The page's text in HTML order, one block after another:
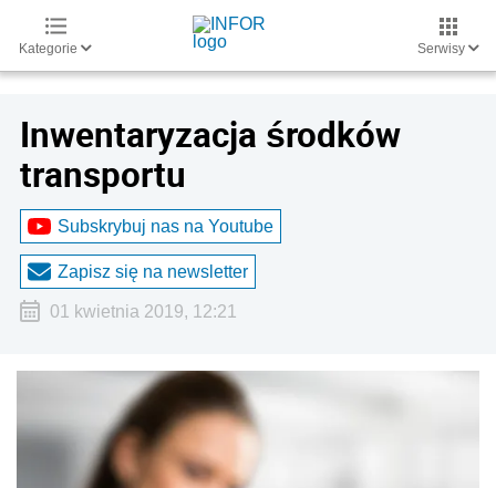
Kategorie Serwisy
Inwentaryzacja środków
transportu
Subskrybuj nas na Youtube
Zapisz się na newsletter
01 kwietnia 2019, 12:21